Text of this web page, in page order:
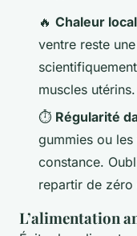
🔥 Chaleur
ventre reste
muscles utérins.
⏱️ Régularité
gummies ou les
constance.
repartir de zéro
L’alimentation